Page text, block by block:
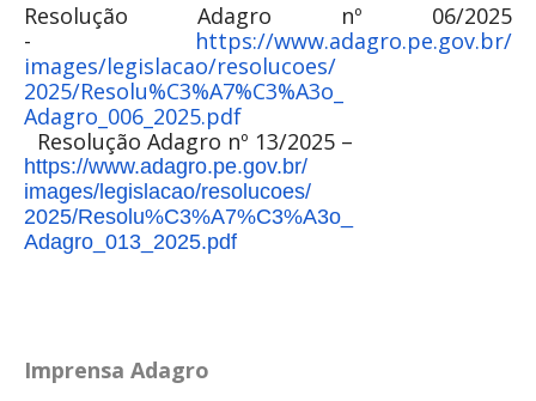
Resolução Adagro nº 06/2025
- https://www.adagro.pe.gov.br/
images/legislacao/resolucoes/
2025/Resolu%C3%A7%C3%A3o_
Adagro_006_2025.pdf
Resolução Adagro nº 13/2025 –
https://www.adagro.pe.gov.br/
images/legislacao/resolucoes/
2025/Resolu%C3%A7%C3%A3o_
Adagro_013_2025.pdf
Imprensa Adagro